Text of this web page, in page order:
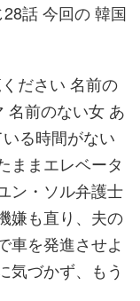
話 今回の 韓国
ださい 名前の
名前のない女 あ
る時間がない
ままエレベータ
ン・ソル弁護士
嫌も直り、夫の
車を発進させよ
気づかず、もう